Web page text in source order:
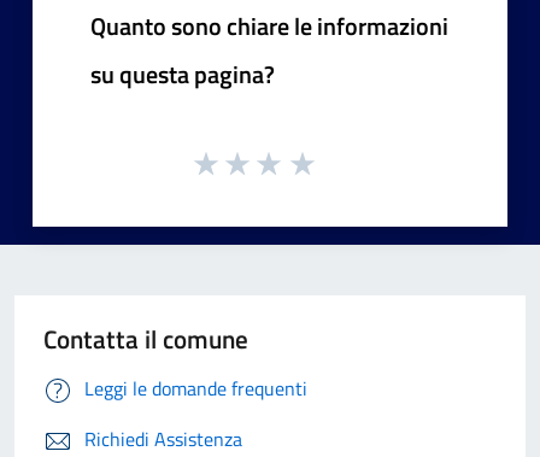
Quanto sono chiare le informazioni
su questa pagina?
Contatta il comune
Leggi le domande frequenti
Richiedi Assistenza